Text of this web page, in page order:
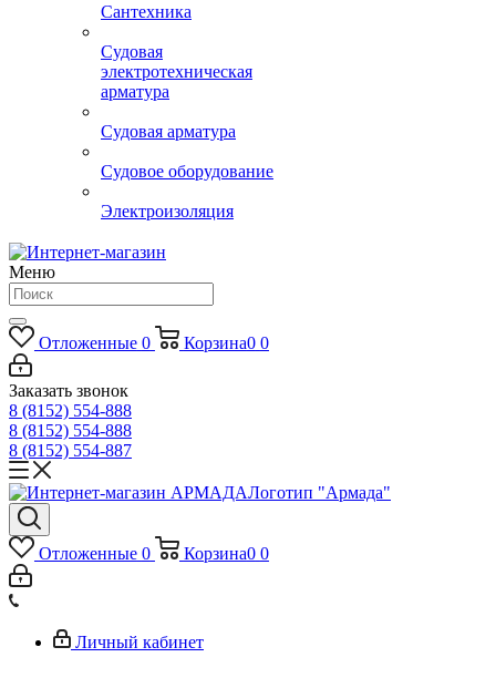
Сантехника
Судовая
электротехническая
арматура
Судовая арматура
Судовое оборудование
Электроизоляция
Меню
Отложенные 0 Корзина0 0
Заказать звонок
8 (8152) 554-888
8 (8152) 554-888
8 (8152) 554-887
Логотип "Армада"
Отложенные 0 Корзина0 0
Личный кабинет